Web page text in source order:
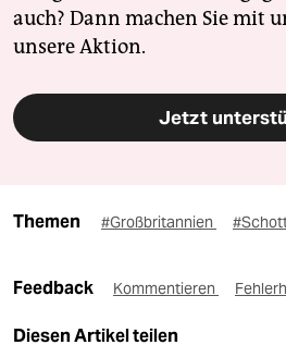
auch? Dann machen Sie mit
unsere Aktion.
Jetzt
Themen #Großbritannien
Feedback Kommentieren
Diesen Artikel teilen